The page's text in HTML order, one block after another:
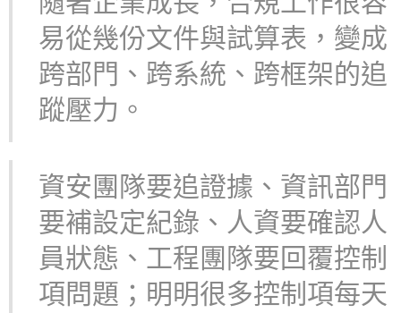
易從幾份文件與試算表，變成
跨部門、跨系統、跨框架的追
蹤壓力。
資安團隊要追證據、資訊部門
要補設定紀錄、人資要確認人
員狀態、工程團隊要回覆控制
項問題；明明很多控制項每天